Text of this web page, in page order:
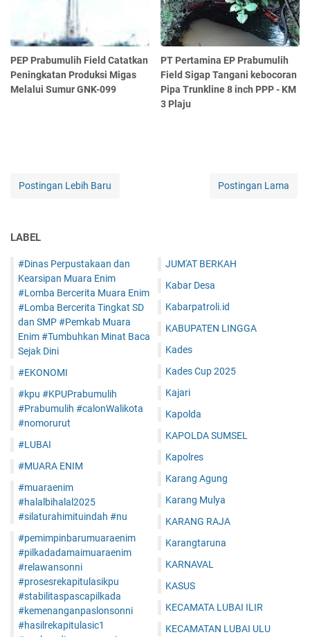
PEP Prabumulih Field Catatkan
Peningkatan Produksi Migas
Melalui Sumur GNK-099
PT Pertamina EP Prabumulih
Field Sigap Tangani kebocoran
Pipa Trunkline 8 inch PPP - KM
3 Plaju
Postingan Lebih Baru Postingan Lama
LABEL
#Dinas Perpustakaan dan
Kearsipan Muara Enim
#Lomba Bercerita Muara Enim
#Lomba Bercerita Tingkat SD
dan SMP #Pemkab Muara
Enim #Tumbuhkan Minat Baca
Sejak Dini
#EKONOMI
#kpu #KPUPrabumulih
#Prabumulih #calonWalikota
#nomorurut
#LUBAI
#MUARA ENIM
#muaraenim
#halalbihalal2025
#silaturahimituindah #nu
#pemimpinbarumuaraenim
#pilkadadamaimuaraenim
#relawansonni
#prosesrekapitulasikpu
#stabilitaspascapilkada
#kemenanganpaslonsonni
#hasilrekapitulasic1
JUM'AT BERKAH
Kabar Desa
Kabarpatroli.id
KABUPATEN LINGGA
Kades
Kades Cup 2025
Kajari
Kapolda
KAPOLDA SUMSEL
Kapolres
Karang Agung
Karang Mulya
KARANG RAJA
Karangtaruna
KARNAVAL
KASUS
KECAMATA LUBAI ILIR
KECAMATAN LUBAI ULU